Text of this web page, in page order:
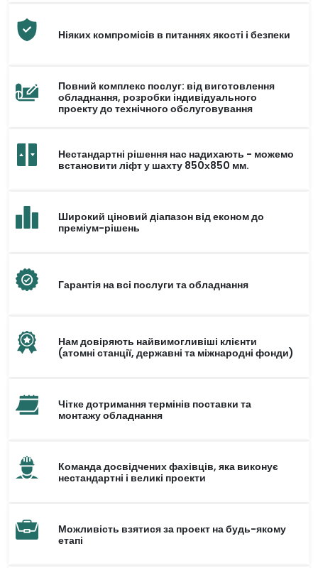
Ніяких компромісів в питаннях якості і безпеки
Повний комплекс послуг: від виготовлення
обладнання, розробки індивідуального
проекту до технічного обслуговування
Нестандартні рішення нас надихають - можемо
встановити ліфт у шахту 850х850 мм.
Широкий ціновий діапазон від економ до
преміум-рішень
Гарантія на всі послуги та обладнання
Нам довіряють найвимогливіші клієнти
(атомні станції, державні та міжнародні фонди)
Чітке дотримання термінів поставки та
монтажу обладнання
Команда досвідчених фахівців, яка виконує
нестандартні і великі проекти
Можливість взятися за проект на будь-якому
етапі